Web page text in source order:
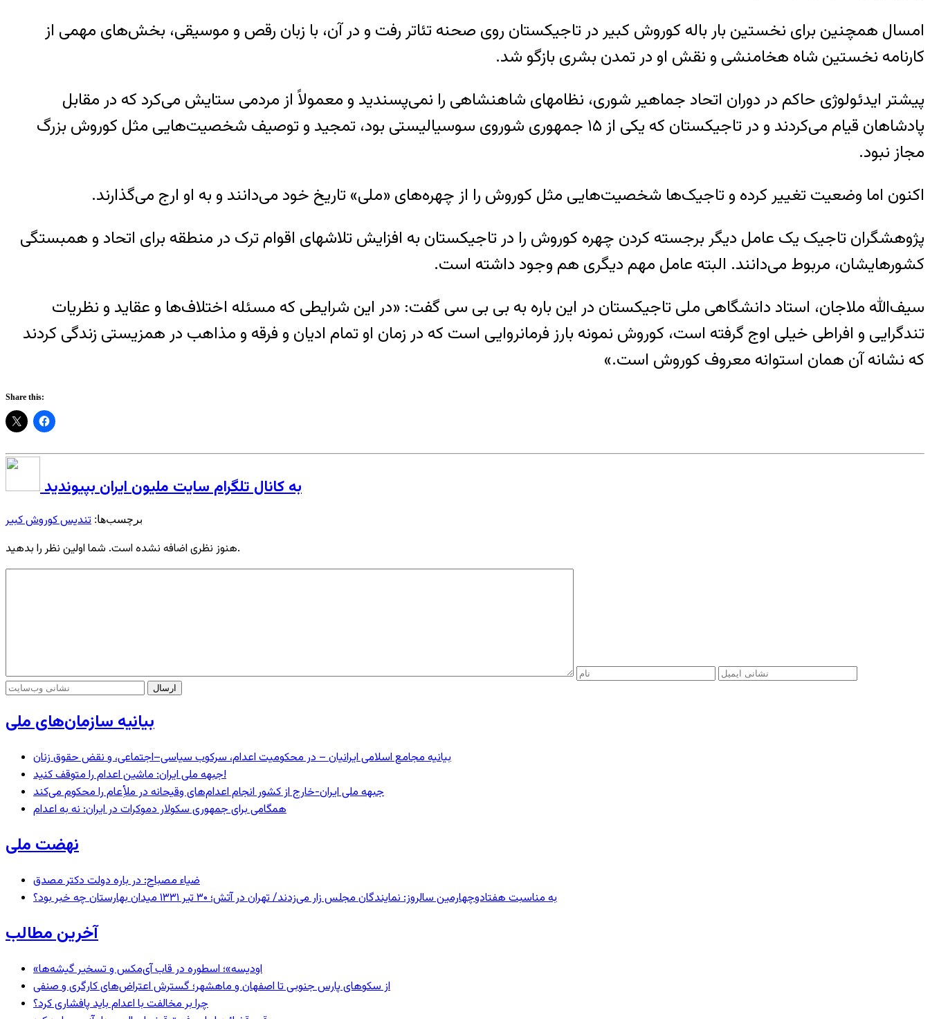
امسال همچنین برای نخستین بار باله کوروش کبیر در تاجیکستان روی صحنه تئاتر رفت و در آن، با زبان رقص و موسیقی، بخش‌های مهمی از
کارنامه نخستین شاه هخامنشی و نقش او در تمدن بشری بازگو شد.
پیشتر ایدئولوژی حاکم در دوران اتحاد جماهیر شوری، نظامهای شاهنشاهی را نمی‌پسندید و معمولاً از مردمی ستایش می‌کرد که در مقابل
پادشاهان قیام می‌کردند و در تاجیکستان که یکی از ۱۵ جمهوری شوروی سوسیالیستی بود، تمجید و توصیف شخصیت‌هایی مثل کوروش بزرگ
مجاز نبود.
اکنون اما وضعیت تغییر کرده و تاجیک‌ها شخصیت‌هایی مثل کوروش را از چهره‌های «ملی» تاریخ خود می‌دانند و به او ارج می‌گذارند.
پژوهشگران تاجیک یک عامل دیگر برجسته کردن چهره کوروش را در تاجیکستان به افزایش تلاشهای اقوام ترک در منطقه برای اتحاد و همبستگی
کشورهایشان، مربوط می‌دانند. البته عامل مهم دیگری هم وجود داشته است.
سیف‌الله ملاجان، استاد دانشگاهی ملی تاجیکستان در این باره به بی بی سی گفت: «در این شرایطی که مسئله اختلاف‌ها و عقاید و نظریات
تندگرایی و افراطی خیلی اوج گرفته است، کوروش نمونه بارز فرمانروایی است که در زمان او تمام ادیان و فرقه و مذاهب در همزیستی زندگی کردند
که نشانه آن همان استوانه معروف کوروش است.»
Share this:
به کانال تلگرام سایت ملیون ایران بپیوندید
برچسب‌ها: تندیس کوروش کبیر
هنوز نظری اضافه نشده است. شما اولین نظر را بدهید.
بیانیه سازمان‌های ملی
بیانیه مجامع اسلامی ایرانیان – در محکومیت اعدام، سرکوب سیاسی–اجتماعی، و نقض حقوق زنان
جبهه ملی ایران: ماشین اعدام را متوقف کنید!
جبهه ملی ایران-خارج از کشور انجام اعدام‌های وقیحانه در ملأِعام را محکوم می‌کند
همگامی برای جمهوری سکولار دموکرات در ایران: نه به اعدام
نهضت ملی
ضیاء مصباح: در باره دولت دکتر مصدق
به مناسبت هفتادوچهارمین سالروز: نمایندگان مجلس زار می‌زدند/ تهران در آتش؛ ۳۰ تیر ۱۳۳۱ میدان بهارستان چه خبر بود؟
آخرین مطالب
«اودیسه»؛ اسطوره در قاب آی‌مکس و تسخیر گیشه‌ها
از سکوهای پارس جنوبی تا اصفهان و ماهشهر؛ گسترش اعتراض‌های کارگری و صنفی
چرا بر مخالفت با اعدام باید پافشاری کرد؟